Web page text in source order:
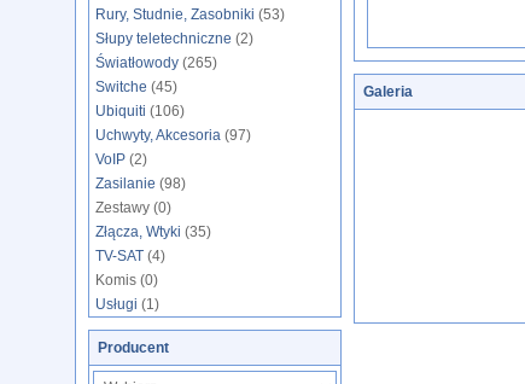
Rury, Studnie, Zasobniki (53)
Słupy teletechniczne (2)
Światłowody (265)
Switche (45)
Ubiquiti (106)
Uchwyty, Akcesoria (97)
VoIP (2)
Zasilanie (98)
Zestawy (0)
Złącza, Wtyki (35)
TV-SAT (4)
Komis (0)
Usługi (1)
Producent
Galeria